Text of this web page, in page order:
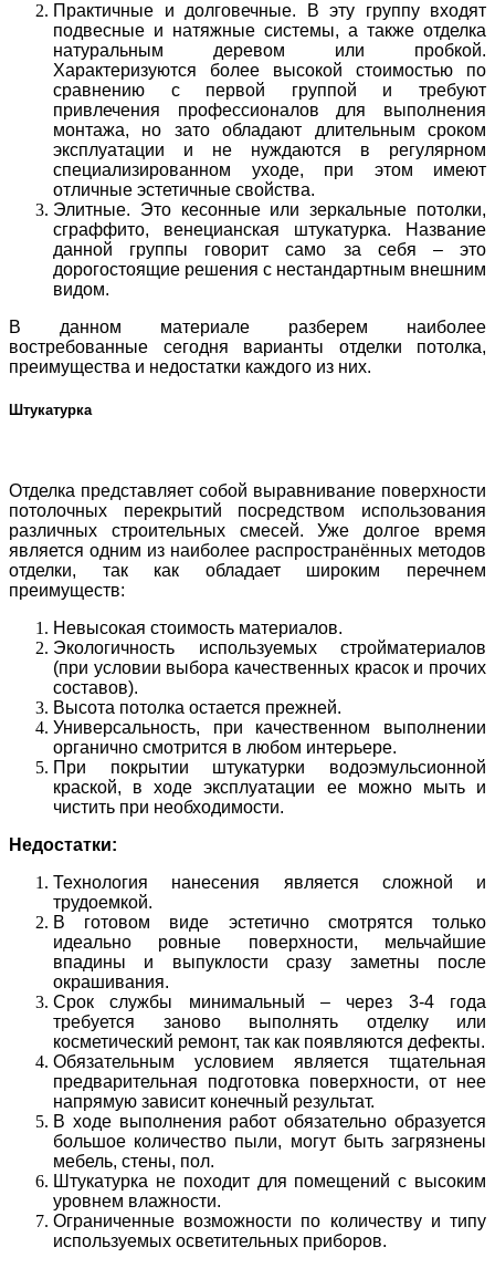
Практичные и долговечные. В эту группу входят
подвесные и натяжные системы, а также отделка
натуральным деревом или пробкой.
Характеризуются более высокой стоимостью по
сравнению с первой группой и требуют
привлечения профессионалов для выполнения
монтажа, но зато обладают длительным сроком
эксплуатации и не нуждаются в регулярном
специализированном уходе, при этом имеют
отличные эстетичные свойства.
Элитные. Это кесонные или зеркальные потолки,
сграффито, венецианская штукатурка. Название
данной группы говорит само за себя – это
дорогостоящие решения с нестандартным внешним
видом.
В данном материале разберем наиболее
востребованные сегодня варианты отделки потолка,
преимущества и недостатки каждого из них.
Штукатурка
Отделка представляет собой выравнивание поверхности
потолочных перекрытий посредством использования
различных строительных смесей. Уже долгое время
является одним из наиболее распространённых методов
отделки, так как обладает широким перечнем
преимуществ:
Невысокая стоимость материалов.
Экологичность используемых стройматериалов
(при условии выбора качественных красок и прочих
составов).
Высота потолка остается прежней.
Универсальность, при качественном выполнении
органично смотрится в любом интерьере.
При покрытии штукатурки водоэмульсионной
краской, в ходе эксплуатации ее можно мыть и
чистить при необходимости.
Недостатки:
Технология нанесения является сложной и
трудоемкой.
В готовом виде эстетично смотрятся только
идеально ровные поверхности, мельчайшие
впадины и выпуклости сразу заметны после
окрашивания.
Срок службы минимальный – через 3-4 года
требуется заново выполнять отделку или
косметический ремонт, так как появляются дефекты.
Обязательным условием является тщательная
предварительная подготовка поверхности, от нее
напрямую зависит конечный результат.
В ходе выполнения работ обязательно образуется
большое количество пыли, могут быть загрязнены
мебель, стены, пол.
Штукатурка не походит для помещений с высоким
уровнем влажности.
Ограниченные возможности по количеству и типу
используемых осветительных приборов.